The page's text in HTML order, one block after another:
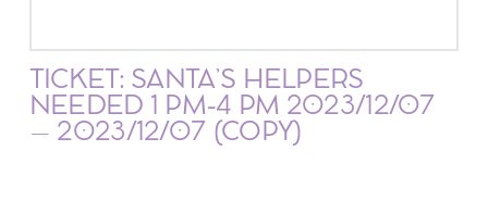
TICKET: SANTA’S HELPERS
NEEDED 1 PM-4 PM 2023/12/07
– 2023/12/07 (COPY)